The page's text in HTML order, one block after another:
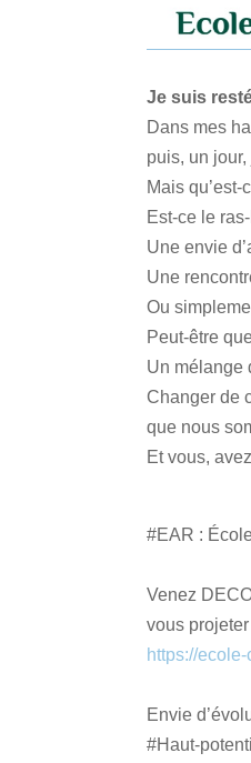
Je suis
Dans mes
puis, un
Mais qu’est-
Est-ce le
Une envie
Une
Ou
Peut-être
Un mélange
Changer de
que nous
Et vous,
#EAR :
Venez
vous
https://
Envie
#Haut-